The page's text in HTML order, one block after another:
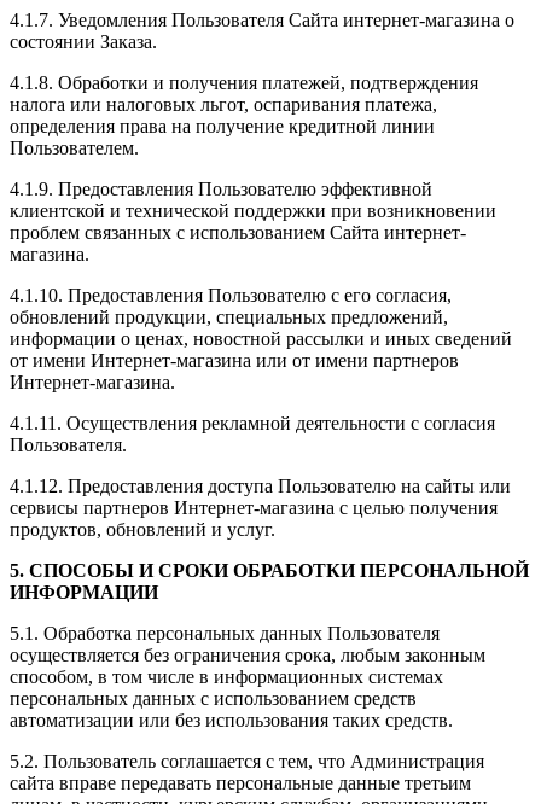
4.1.7. Уведомления Пользователя Сайта интернет-магазина о
состоянии Заказа.
4.1.8. Обработки и получения платежей, подтверждения
налога или налоговых льгот, оспаривания платежа,
определения права на получение кредитной линии
Пользователем.
4.1.9. Предоставления Пользователю эффективной
клиентской и технической поддержки при возникновении
проблем связанных с использованием Сайта интернет-
магазина.
4.1.10. Предоставления Пользователю с его согласия,
обновлений продукции, специальных предложений,
информации о ценах, новостной рассылки и иных сведений
от имени Интернет-магазина или от имени партнеров
Интернет-магазина.
4.1.11. Осуществления рекламной деятельности с согласия
Пользователя.
4.1.12. Предоставления доступа Пользователю на сайты или
сервисы партнеров Интернет-магазина с целью получения
продуктов, обновлений и услуг.
5. СПОСОБЫ И СРОКИ ОБРАБОТКИ ПЕРСОНАЛЬНОЙ
ИНФОРМАЦИИ
5.1. Обработка персональных данных Пользователя
осуществляется без ограничения срока, любым законным
способом, в том числе в информационных системах
персональных данных с использованием средств
автоматизации или без использования таких средств.
5.2. Пользователь соглашается с тем, что Администрация
сайта вправе передавать персональные данные третьим